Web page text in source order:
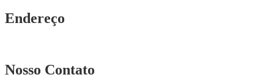
Endereço
Nosso Contato